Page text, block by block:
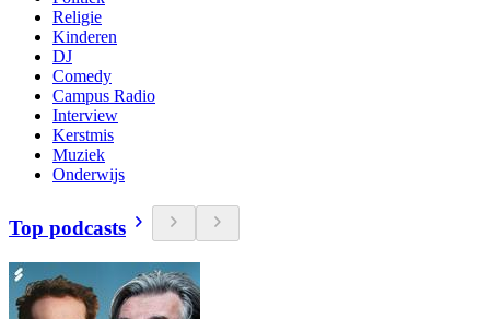
Religie
Kinderen
DJ
Comedy
Campus Radio
Interview
Kerstmis
Muziek
Onderwijs
Top podcasts